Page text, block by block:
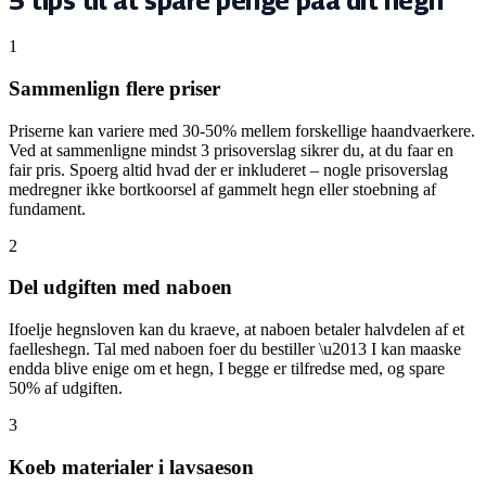
1
Sammenlign flere priser
Priserne kan variere med 30-50% mellem forskellige haandvaerkere.
Ved at sammenligne mindst 3 prisoverslag sikrer du, at du faar en
fair pris. Spoerg altid hvad der er inkluderet – nogle prisoverslag
medregner ikke bortkoorsel af gammelt hegn eller stoebning af
fundament.
2
Del udgiften med naboen
Ifoelje hegnsloven kan du kraeve, at naboen betaler halvdelen af et
faelleshegn. Tal med naboen foer du bestiller \u2013 I kan maaske
endda blive enige om et hegn, I begge er tilfredse med, og spare
50% af udgiften.
3
Koeb materialer i lavsaeson